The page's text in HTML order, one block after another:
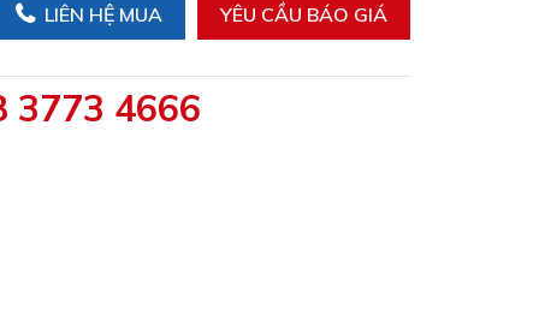
LIÊN HỆ MUA YÊU CẦU BÁO GIÁ
3773 4666